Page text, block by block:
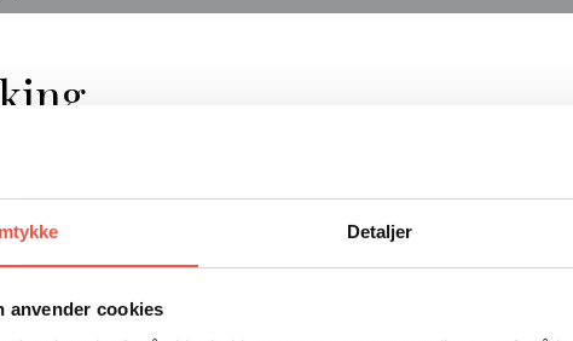
Detaljer
anvender cookies
liv.
havet og bar sin førstefødte sønn til kirkegården,